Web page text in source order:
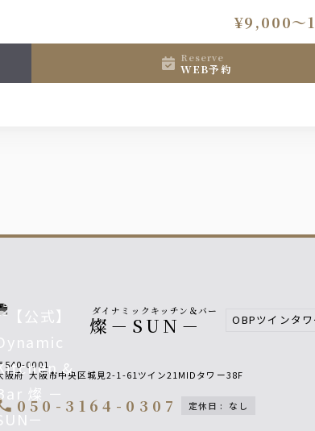
¥9,000〜
reserve
WEB予約
ダイナミックキッチン＆バー
燦－SUN－ OBPツインタ
540-0001
阪府 大阪市中央区城見2-1-61ツイン21MIDタワー38F
050-3164-0307 定休日 : なし